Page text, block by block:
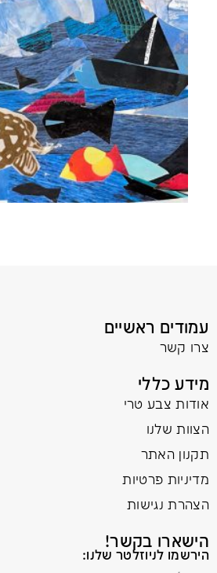
עמודים ראשיים
צרו קשר
מידע כללי
אודות צבע טרי
הצוות שלנו
תקנון האתר
מדיניות פרטיות
הצהרת נגישות
הישארו בקשר!
הירשמו לניוזלטר שלנו: